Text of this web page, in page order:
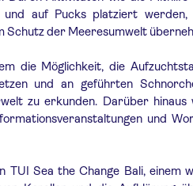
auf Pucks platziert werden,
Schutz der Meeresumwelt
die Möglichkeit, die
und an geführten
zu erkunden. Darüber hinaus
und
Sea the Change Bali, einem